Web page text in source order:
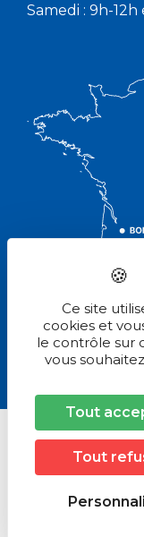
Samedi : 9h-12h
Pays
Crédits et
Ce site
cookies et
le contrôle sur
vous
Tout
Tout